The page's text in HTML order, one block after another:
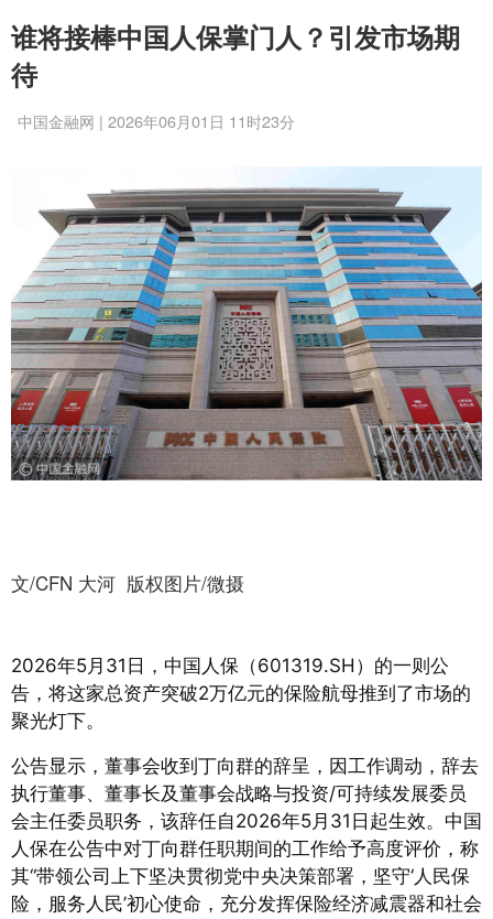
谁将接棒中国人保掌门人？引发市场期
待
中国金融网 | 2026年06月01日 11时23分
文/CFN 大河 版权图片/微摄
2026年5月31日，中国人保（601319.SH）的一则公
告，将这家总资产突破2万亿元的保险航母推到了市场的
聚光灯下。
公告显示，董事会收到丁向群的辞呈，因工作调动，辞去
执行董事、董事长及董事会战略与投资/可持续发展委员
会主任委员职务，该辞任自2026年5月31日起生效。中国
人保在公告中对丁向群任职期间的工作给予高度评价，称
其“带领公司上下坚决贯彻党中央决策部署，坚守‘人民保
险，服务人民’初心使命，充分发挥保险经济减震器和社会